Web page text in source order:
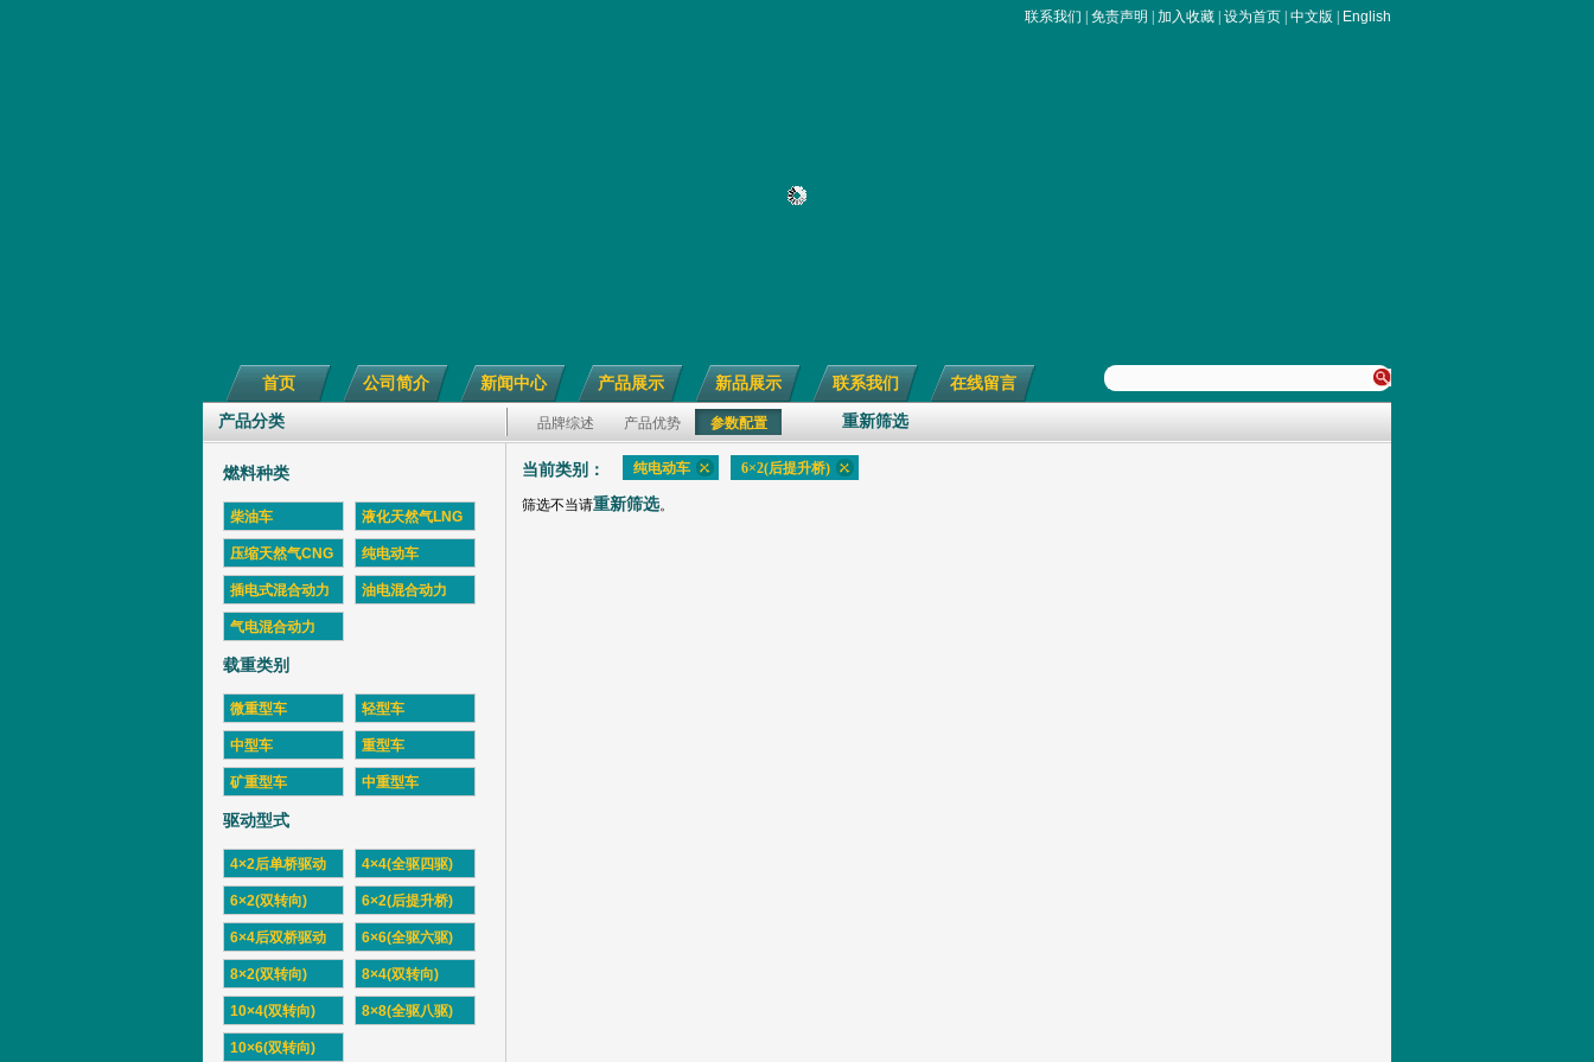
联系我们 免责声明 加入收藏 设为首页 中文版 English
首页 公司简介 新闻中心 产品展示 新品展示 联系我们 在线留言
产品分类 品牌综述 产品优势 参数配置 重新筛选
燃料种类
柴油车 液化天然气LNG
压缩天然气CNG 纯电动车
插电式混合动力 油电混合动力
气电混合动力
载重类别
微重型车 轻型车
中型车 重型车
矿重型车 中重型车
驱动型式
4×2后单桥驱动 4×4(全驱四驱)
6×2(双转向) 6×2(后提升桥)
6×4后双桥驱动 6×6(全驱六驱)
8×2(双转向) 8×4(双转向)
10×4(双转向) 8×8(全驱八驱)
10×6(双转向)
当前类别： 纯电动车 6×2(后提升桥)
筛选不当请重新筛选。